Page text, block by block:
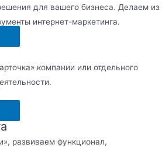
для вашего бизнеса. Делаем из
интернет-маркетинга.
компании или отдельного
развиваем функционал,